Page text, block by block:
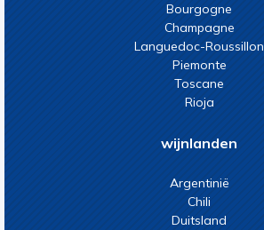
Bourgogne
Champagne
Languedoc-Roussillon
Piemonte
Toscane
Rioja
wijnlanden
Argentinië
Chili
Duitsland